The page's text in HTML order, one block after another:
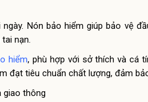
Nón bảo hiểm giúp bảo vệ
nạn.
hiểm, phù hợp với sở thích và cá
đạt tiêu chuẩn chất lượng, đảm